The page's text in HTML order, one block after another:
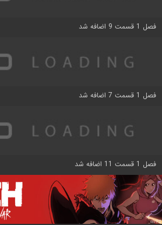
فصل 1 قسمت 9 اضافه شد
فصل 1 قسمت 7 اضافه شد
فصل 1 قسمت 11 اضافه شد